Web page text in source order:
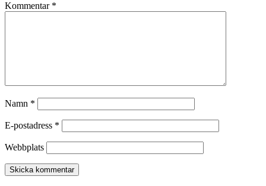
Kommentar *
Namn *
E-postadress *
Webbplats